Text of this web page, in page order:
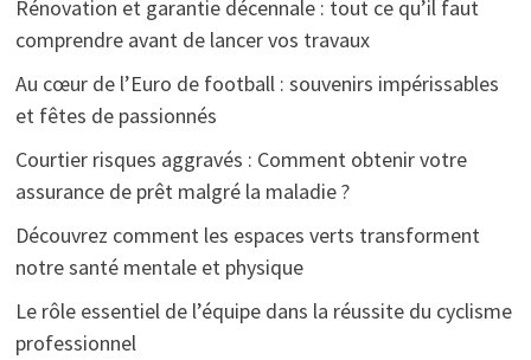
Rénovation et garantie décennale : tout ce qu’il faut
comprendre avant de lancer vos travaux
Au cœur de l’Euro de football : souvenirs impérissables
et fêtes de passionnés
Courtier risques aggravés : Comment obtenir votre
assurance de prêt malgré la maladie ?
Découvrez comment les espaces verts transforment
notre santé mentale et physique
Le rôle essentiel de l’équipe dans la réussite du cyclisme
professionnel